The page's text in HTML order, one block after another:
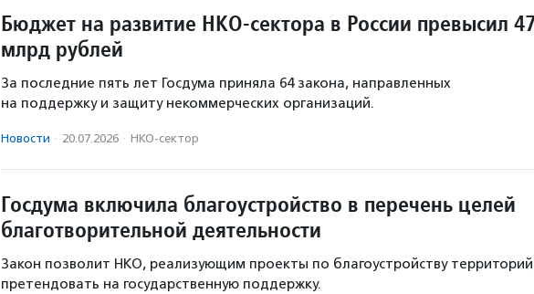
Бюджет на развитие НКО-сектора в России превысил
млрд рублей
За последние пять лет Госдума приняла 64 закона, направленных
на поддержку и защиту некоммерческих организаций.
Новости · 20.07.2026 · НКО-сектор
Госдума включила благоустройство в перечень целей
благотворительной деятельности
Закон позволит НКО, реализующим проекты по благоустройству
претендовать на государственную поддержку.